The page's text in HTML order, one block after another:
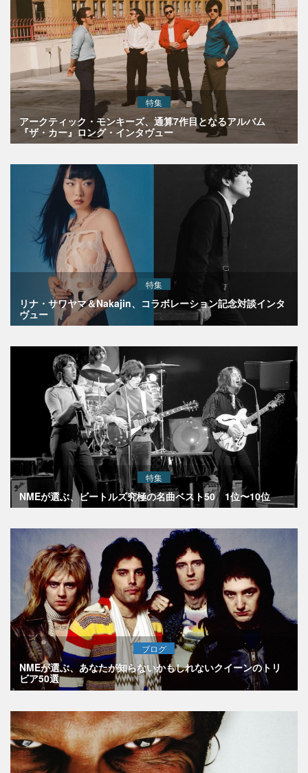
特集
アークティック・モンキーズ、通算7作目となるアルバム
『ザ・カー』ロング・インタヴュー
特集
リナ・サワヤマ＆Nakajin、コラボレーション記念対談インタ
ヴュー
特集
NMEが選ぶ、ビートルズ究極の名曲ベスト50 1位〜10位
ブログ
NMEが選ぶ、あなたが知らないかもしれないクイーンのトリ
ビア50選